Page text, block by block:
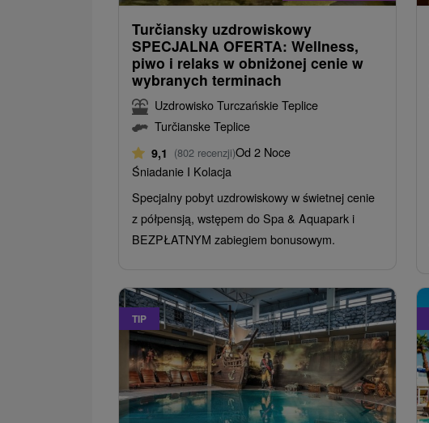
Turčiansky uzdrowiskowy
SPECJALNA OFERTA: Wellness,
piwo i relaks w obniżonej cenie w
wybranych terminach
Uzdrowisko Turczańskie Teplice
Turčianske Teplice
9,1 (802 recenzji)Od 2 Noce
Śniadanie I Kolacja
Specjalny pobyt uzdrowiskowy w świetnej cenie
z półpensją, wstępem do Spa & Aquapark i
BEZPŁATNYM zabiegiem bonusowym.
TIP